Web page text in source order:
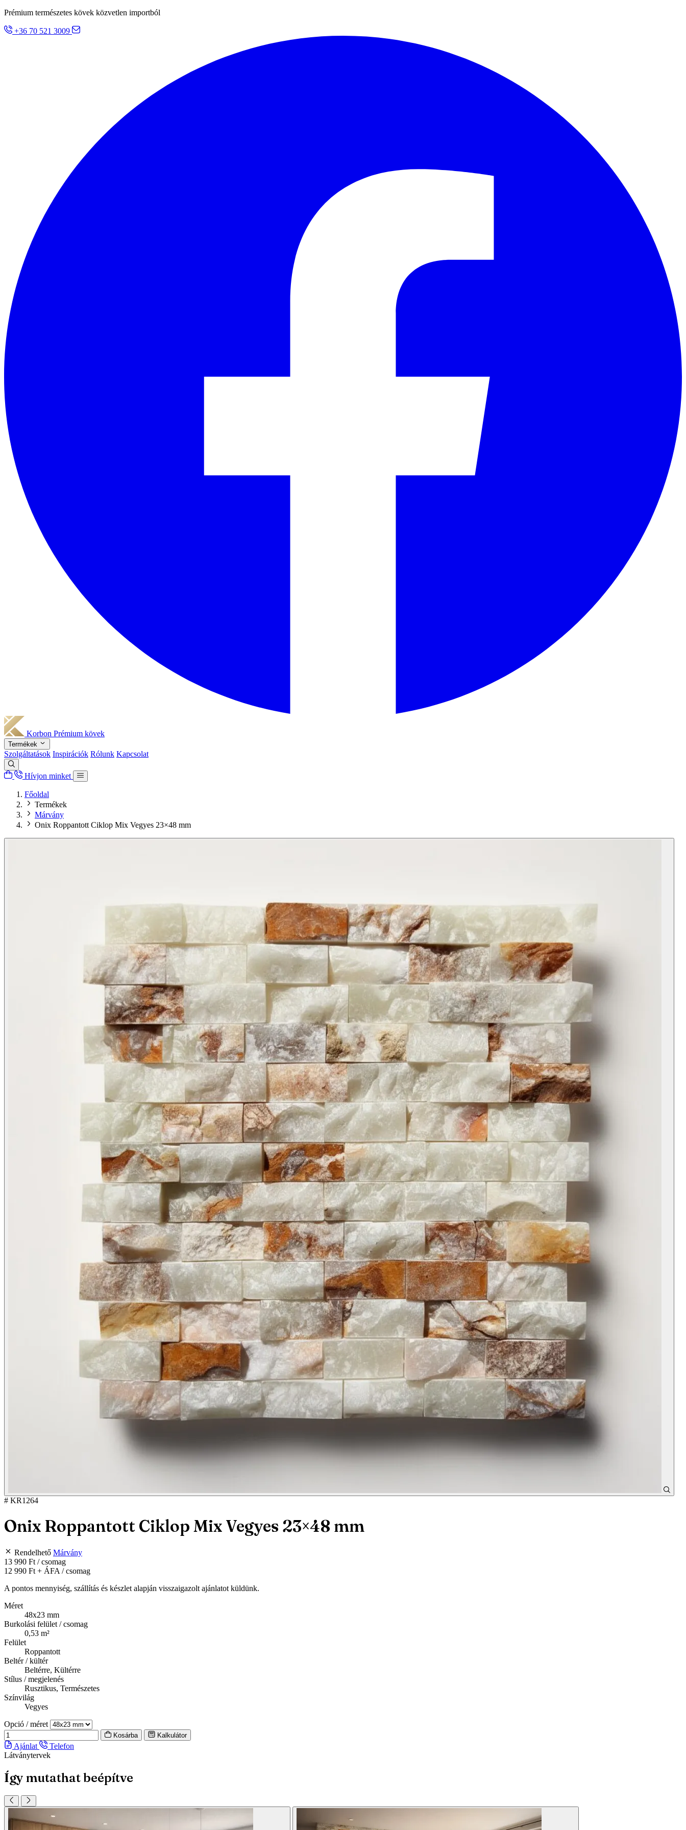
Prémium természetes kövek közvetlen importból
+36 70 521 3009
Korbon Prémium kövek
Termékek
Szolgáltatások Inspirációk Rólunk Kapcsolat
Hívjon minket
Főoldal
Termékek
Márvány
Onix Roppantott Ciklop Mix Vegyes 23×48 mm
# KR1264
Onix Roppantott Ciklop Mix Vegyes 23×48 mm
Rendelhető Márvány
13 990 Ft / csomag
12 990 Ft + ÁFA / csomag
A pontos mennyiség, szállítás és készlet alapján visszaigazolt ajánlatot küldünk.
Méret
48x23 mm
Burkolási felület / csomag
0,53 m²
Felület
Roppantott
Beltér / kültér
Beltérre, Kültérre
Stílus / megjelenés
Rusztikus, Természetes
Színvilág
Vegyes
Opció / méret
Kosárba Kalkulátor
Ajánlat
Telefon
Látványtervek
Így mutathat beépítve